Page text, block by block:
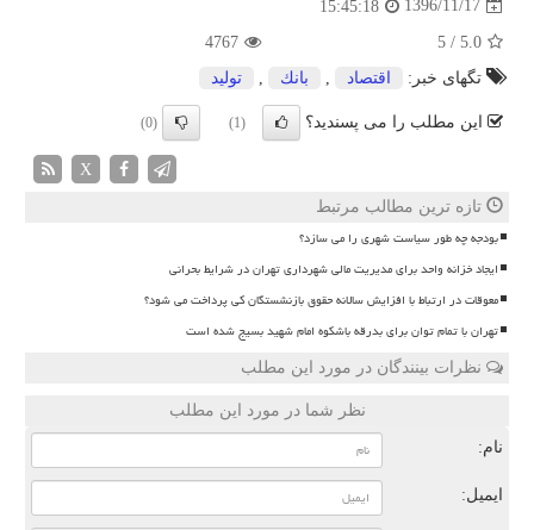
1396/11/17
15:45:18
5.0
/
5
4767
تگهای خبر:
اقتصاد بانك تولید
این مطلب را می پسندید؟ (1)
(0)
X
تازه ترین مطالب مرتبط
بودجه چه طور سیاست شهری را می سازد؟
ایجاد خزانه واحد برای مدیریت مالی شهرداری تهران در شرایط بحرانی
معوقات در ارتباط با افزایش سالانه حقوق بازنشستگان کی پرداخت می شود؟
تهران با تمام توان برای بدرقه باشکوه امام شهید بسیج شده است
نظرات بینندگان در مورد این مطلب
نظر شما در مورد این مطلب
نام:
ایمیل: